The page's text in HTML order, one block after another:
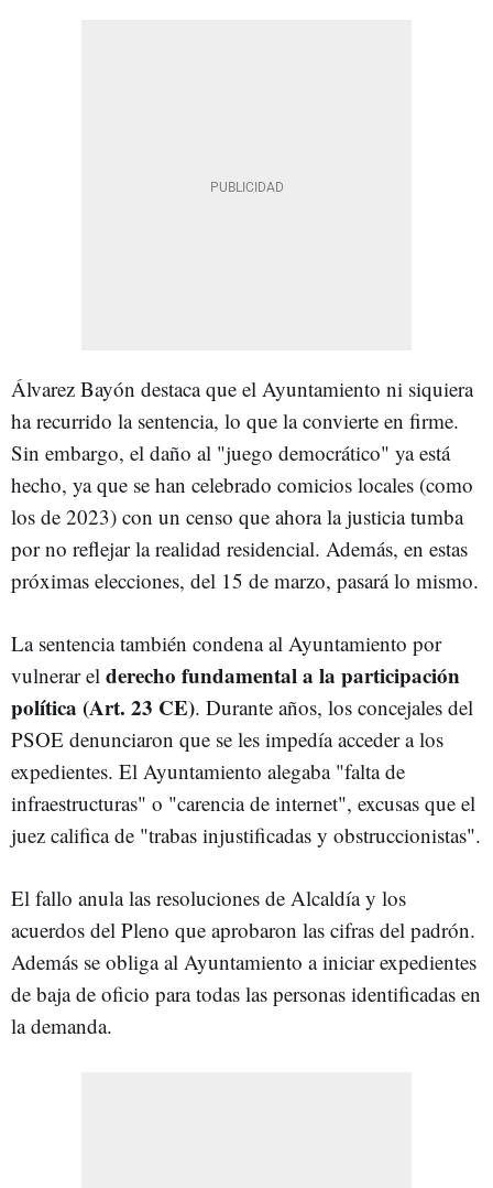
Álvarez Bayón destaca que el Ayuntamiento ni siquiera
ha recurrido la sentencia, lo que la convierte en firme.
Sin embargo, el daño al "juego democrático" ya está
hecho, ya que se han celebrado comicios locales (como
los de 2023) con un censo que ahora la justicia tumba
por no reflejar la realidad residencial. Además, en estas
próximas elecciones, del 15 de marzo, pasará lo mismo.
La sentencia también condena al Ayuntamiento por
vulnerar el derecho fundamental a la participación
política (Art. 23 CE). Durante años, los concejales del
PSOE denunciaron que se les impedía acceder a los
expedientes. El Ayuntamiento alegaba "falta de
infraestructuras" o "carencia de internet", excusas que el
juez califica de "trabas injustificadas y obstruccionistas".
El fallo anula las resoluciones de Alcaldía y los
acuerdos del Pleno que aprobaron las cifras del padrón.
Además se obliga al Ayuntamiento a iniciar expedientes
de baja de oficio para todas las personas identificadas en
la demanda.